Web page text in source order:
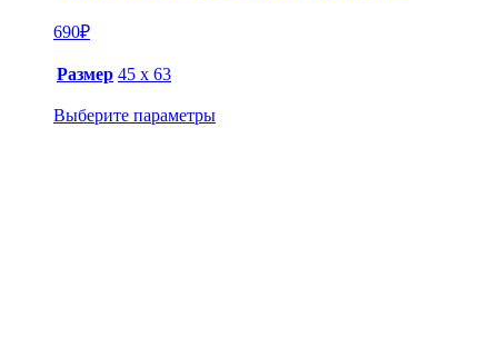
690₽
Размер 45 х 63
Выберите параметры